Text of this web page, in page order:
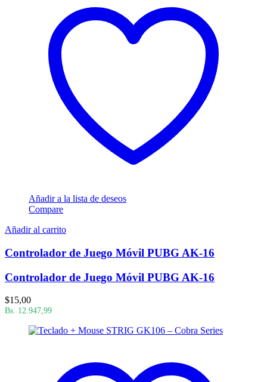
Añadir a la lista de deseos
Compare
Añadir al carrito
Controlador de Juego Móvil PUBG AK-16
Controlador de Juego Móvil PUBG AK-16
$15,00
Bs. 12.947,99